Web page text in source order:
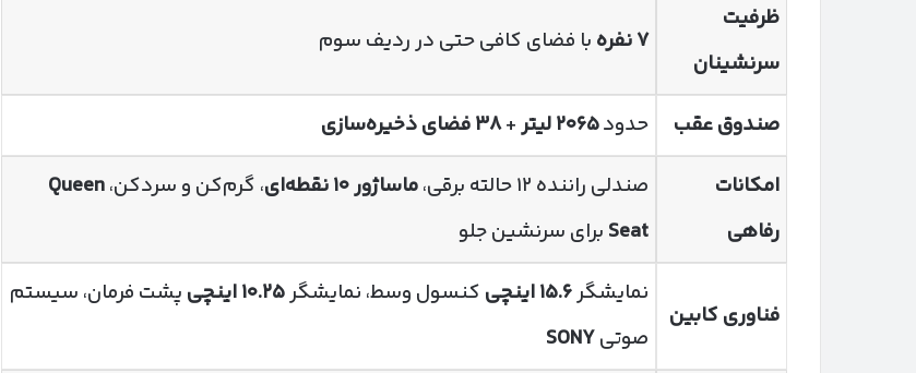
ظرفیت
سرنشینان
۷نفره با فضای کافی حتی در ردیف سوم
صندوق عقب حدود۲۰۶۵لیتر+۳۸فضای ذخیره‌سازی
امکانات
رفاهی
صندلی راننده ۱۲ حالته برقی، ماساژور۱۰نقطه‌ای، گرم‌کن و سردکن،Queen
Seat برای سرنشین جلو
فناوری کابین
نمایشگر۱۵.۶اینچی کنسول وسط، نمایشگر۱۰.۲۵اینچی پشت فرمان، سیستم
صوتیSONY